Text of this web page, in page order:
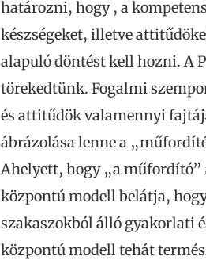
határozni, hogy , a
készségeket, illetve
alapuló döntést kell hozni. A
törekedtünk. Fogalmi
és attitűdök valamennyi
ábrázolása lenne a
Ahelyett, hogy „a műfordító”
központú modell belátja,
szakaszokból álló gyakorlati
központú modell tehát